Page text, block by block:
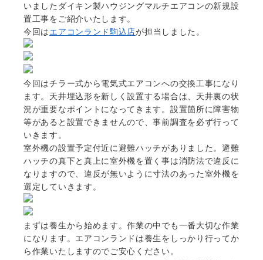
いましたダイキン製ハウジングマルチエアコンの新規設
置工事をご紹介いたします。
今回はエアコンランド駒込店が担当しました。
今回はチラー式から電気式エアコンへの交換工事になり
ます。天井埋込形を新しく設置する場合は、天井裏の状
況が重要なポイントになってきます。設置箇所に障害物
等があると設置できませんので、事前調査を必ず行って
いきます。
室外機の設置予定付近に避難ハッチがありました。避難
ハッチの真下と真上に室外機を置く事は消防法で違反に
なりますので、違反が無いように寸法のあった室外機を
選定していきます。
まずは養生から始めます。作業の中でも一番大切な作業
になります。エアコンランドは養生をしっかり行ってか
ら作業いたしますのでご安心ください。